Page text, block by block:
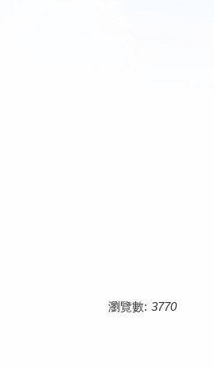
瀏覽數: 3770